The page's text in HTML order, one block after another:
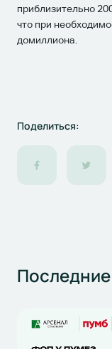
приблизительно
что при
домиллиона.
Поделиться:
Последние